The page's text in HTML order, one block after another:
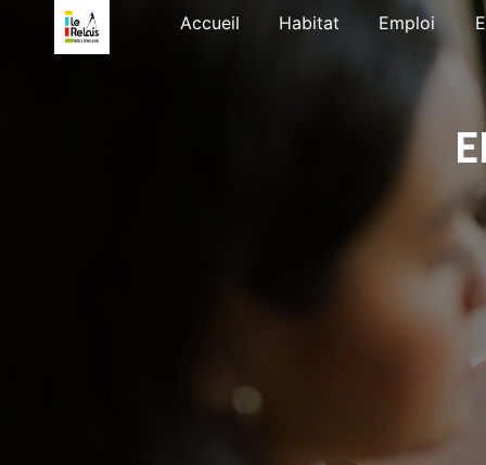
Accueil Habitat Emploi
Panneau de gestion des cookies